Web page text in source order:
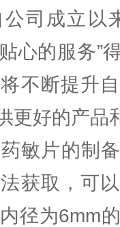
司成立以
心的服务”
不断提升
更好的产品
敏片的制
获取，可
径为6mm